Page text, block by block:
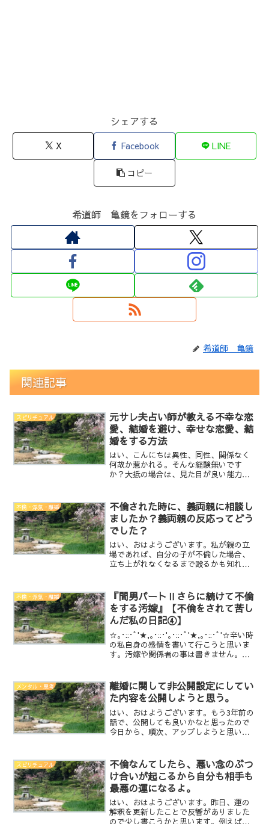
シェアする
X Facebook LINE
コピー
希道師 亀鏡をフォローする
希道師 亀鏡
関連記事
スピリチュアル
元サレ夫占い師が教える不幸な恋
愛、結婚を避け、幸せな恋愛、結
婚をする方法
はい、こんにちは異性、同性、関係なく
何故か惹かれる。そんな経験無いです
か？大抵の場合は、見た目が良い能力が
分が多い場合が殆どですよね。なのに、
見た目や能力や考え方が特に...
不倫・浮気・離婚
不倫された時に、義両親に相談し
ましたか？義両親の反応ってどう
でした？
はい、おはようございます。私が親の立
場であれば、自分の子が不倫した場合、
立ち上がれなくなるまで殴るかも知れな
なく、子の行動は少なからず親の教育が
影響していると思うから・...
不倫・浮気・離婚
『間男パートⅡさらに続けて不倫
をする汚嫁』【不倫をされて苦し
んだ私の日記④】
☆｡･::･ﾟ'★,｡･::･'｡･::･ﾟ'★,｡･::･ﾟ'☆辛い時
の私自身の感情を書いて行こうと思いま
す。汚嫁や関係者の事は書きません。そ
婚となったなど特殊なパタ...
メンタル・思考
離婚に関して非公開設定にしてい
た内容を公開しようと思う。
はい、おはようございます。もう3年前の
話で、公開しても良いかなと思ったので
今日から、順次、アップしようと思いま
出来ないと思います。ではでは、また・
LINEは、こちらから...
スピリチュアル
不倫なんてしたら、悪い念のぶつ
け合いが起こるから自分も相手も
最悪の運になるよ。
はい、おはようございます。昨日、運の
解釈を更新したことで反響がありました
ので少し書こうかと思います。例えば、